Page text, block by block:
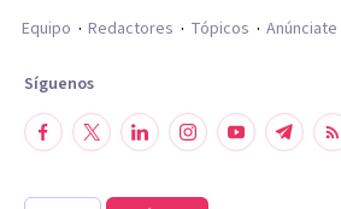
Equipo
Redactores Tópicos Anúnciate
Síguenos